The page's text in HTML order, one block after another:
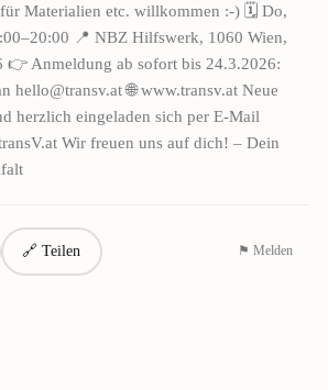
Materialien etc. willkommen :-) 🗓 Do,
📍 NBZ Hilfswerk, 1060 Wien,
👉 Anmeldung ab sofort bis 24.3.2026:
hello@transv.at 🌐 www.transv.at Neue
herzlich eingeladen sich per E-Mail
Wir freuen uns auf dich! – Dein
🔗 Teilen ⚑ Melden